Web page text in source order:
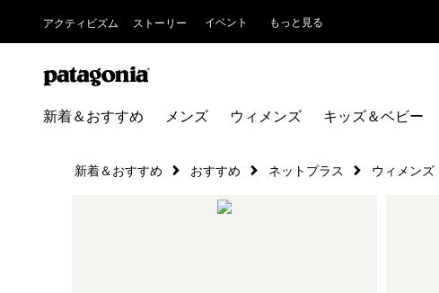
アクティビズム ストーリー イベント もっと見る
新着＆おすすめ メンズ ウィメンズ キッズ＆ベビー
新着＆おすすめ おすすめ ネットプラス ウィメンズ